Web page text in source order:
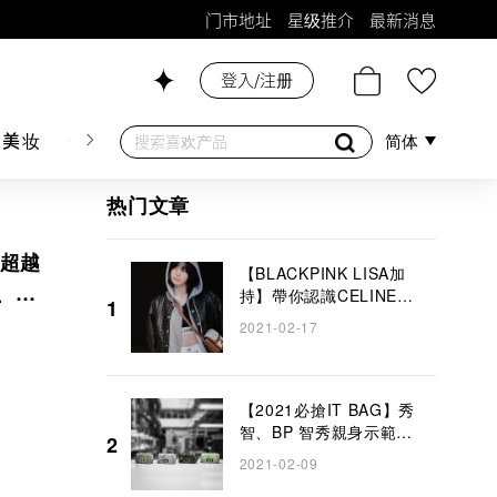
门市地址 星级推介 最新消息
妆 香水香薰 个人护理 母婴护理 游戏及精品
登入/注册
简体
热门文章
1
【BLACKPINK LISA加
持】帶你認識CELINE
TRIOMPHE BAG
COLLECTION！ 2021夏
2021-02-17
2
【2021必搶IT BAG】秀
智、BP 智秀親身示範
DIOR CARO BAG 「極百
搭」藤格紋 X 刺繡揹帶
2021-02-09
越
精